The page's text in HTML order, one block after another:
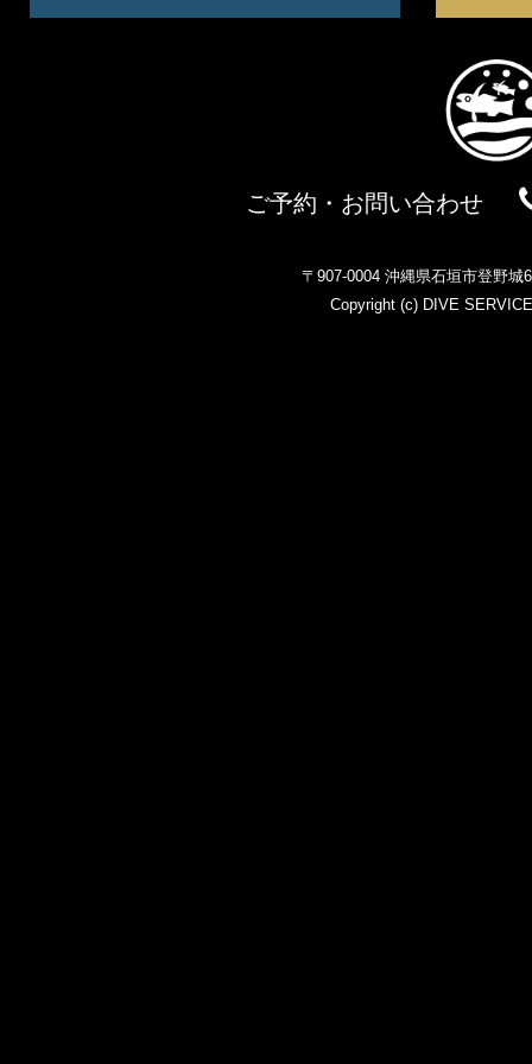
ご予約・お問い合わせ
〒907-0004 沖縄県石垣市登野城
Copyright (c) DIVE